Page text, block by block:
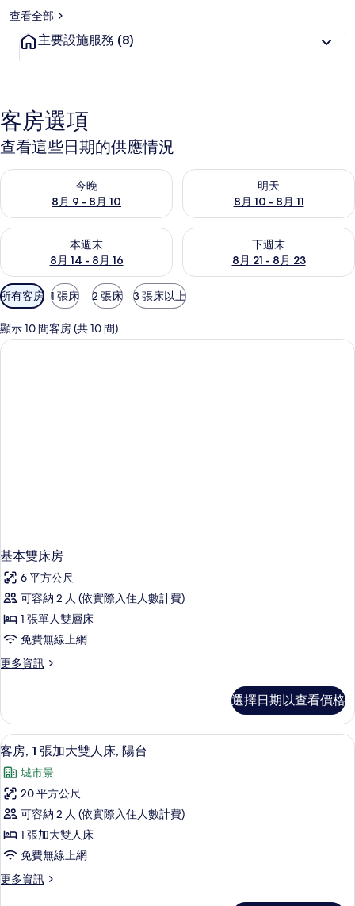
查看全部
主要設施服務 (8)
客房選項
查看這些日期的供應情況
今晚
8月 9 - 8月 10
查看今晚 (8月 9 - 8月 10) 的供應情況
明天
8月 10 - 8月 11
查看明天 (8月 10 - 8月 11) 的
本週末
8月 14 - 8月 16
查看本週末 (8月 14 - 8月 16) 的供應情況
下週末
8月 21 - 8月 23
查看下週末 (8月 21 - 8月 23)
可
用
的
客
所有客房 1 張床 2 張床 3 張床以上
顯示 10 間客房 (共 10 間)
基本雙床房
6 平方公尺
可容納 2 人 (依實際入住人數計費)
1 張單人雙層床
免費無線上網
更多資訊
更
雙
床
房
詳
情
選擇日期以查看價格
顯
示
客
房,
1
張
加
大
客房, 1 張加大雙人床, 陽台 | 免費無線
1
客房, 1 張加大雙人床, 陽台
城市景
20 平方公尺
可容納 2 人 (依實際入住人數計費)
1 張加大雙人床
免費無線上網
更多資訊
更